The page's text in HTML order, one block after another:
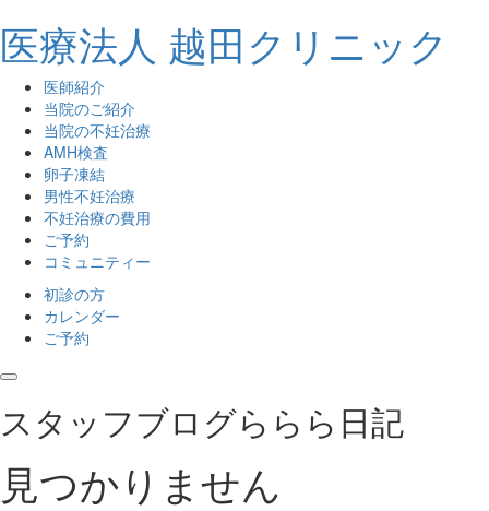
医療法人 越田クリニック
医師紹介
当院のご紹介
当院の不妊治療
AMH検査
卵子凍結
男性不妊治療
不妊治療の費用
ご予約
コミュニティー
初診の方
カレンダー
ご予約
toggle navigation
スタッフブログららら日記
見つかりません